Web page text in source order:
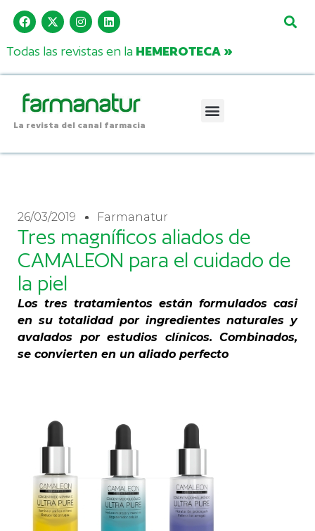
Todas las revistas en la HEMEROTECA »
La revista del canal farmacia
26/03/2019 Farmanatur
Tres magníficos aliados de
CAMALEON para el cuidado de
la piel
Los tres tratamientos están formulados casi
en su totalidad por ingredientes naturales y
avalados por estudios clínicos. Combinados,
se convierten en un aliado perfecto